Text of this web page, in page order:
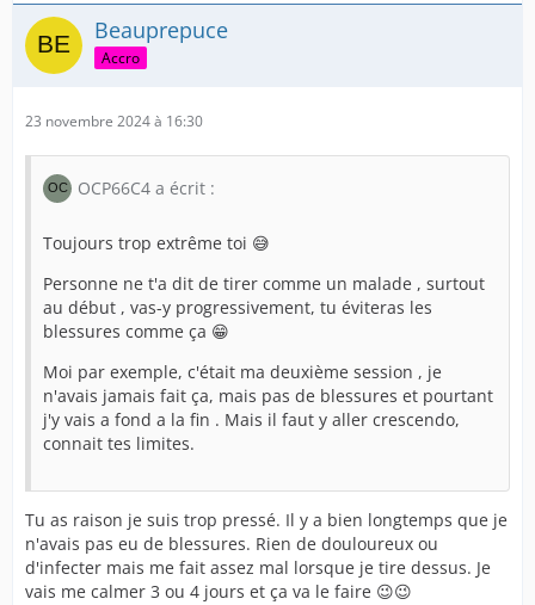
Beauprepuce
Accro
23 novembre 2024 à 16:30
OCP66C4 a écrit :
Toujours trop extrême toi 😅
Personne ne t'a dit de tirer comme un malade , surtout
au début , vas-y progressivement, tu éviteras les
blessures comme ça 😁
Moi par exemple, c'était ma deuxième session , je
n'avais jamais fait ça, mais pas de blessures et pourtant
j'y vais a fond a la fin . Mais il faut y aller crescendo,
connait tes limites.
Tu as raison je suis trop pressé. Il y a bien longtemps que je
n'avais pas eu de blessures. Rien de douloureux ou
d'infecter mais me fait assez mal lorsque je tire dessus. Je
vais me calmer 3 ou 4 jours et ça va le faire 😉😉